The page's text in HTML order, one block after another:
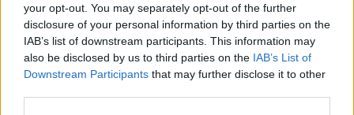
your opt-out. You may separately opt-out of the further
disclosure of your personal information by third parties on the
IAB’s list of downstream participants. This information may
also be disclosed by us to third parties on the IAB’s List of
Downstream Participants that may further disclose it to other
Kategorije: Kultura Obvestila Kultura Obvestila
Ključne besede:
kreativnost